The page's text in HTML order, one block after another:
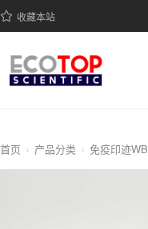
收藏本站
首页 产品分类 免疫印迹WB